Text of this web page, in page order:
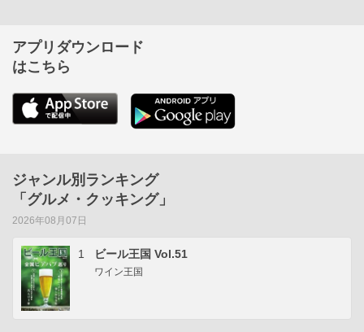
アプリダウンロード
はこちら
ジャンル別ランキング
「グルメ・クッキング」
2026年08月07日
1 ビール王国 Vol.51
ワイン王国